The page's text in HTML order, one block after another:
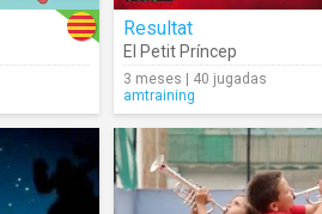
Resultat
El Petit Príncep
3 meses | 40 jugadas
amtraining